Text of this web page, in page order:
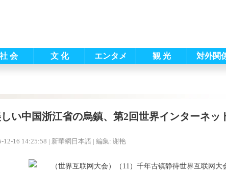
社 会 文 化 エンタメ 観 光 対外関
い中国浙江省の烏鎮、第2回世界インターネッ
12-16 14:25:58 | 新華網日本語 | 編集: 谢艳